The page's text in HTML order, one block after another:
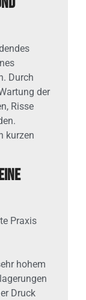
Durch
der
Risse
kurzen
Praxis
hohem
Druck